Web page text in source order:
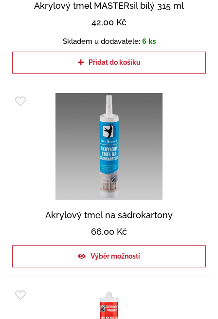
Akrylový tmel MASTERsil bílý 315 ml
42,00 Kč
Skladem u dodavatele: 6 ks
Přidat do košíku
Akrylový tmel na sádrokartony
66,00 Kč
Výběr možností